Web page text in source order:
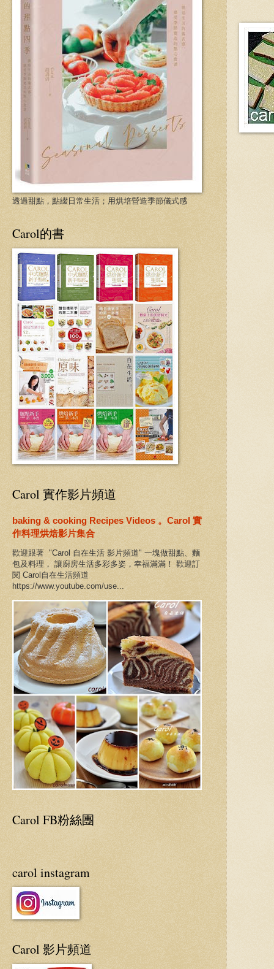
透過甜點，點綴日常生活；用烘培營造季節儀式感
Carol的書
Carol 實作影片頻道
baking & cooking Recipes Videos 。Carol 實
作料理烘焙影片集合
歡迎跟著 "Carol 自在生活 影片頻道" 一塊做甜點、麵
包及料理， 讓廚房生活多彩多姿，幸福滿滿！ 歡迎訂
閱 Carol自在生活頻道
https://www.youtube.com/use...
Carol FB粉絲團
carol instagram
Carol 影片頻道